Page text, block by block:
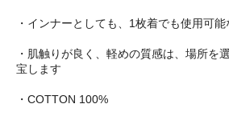
・インナーとしても、1枚着でも使用可能
・肌触りが良く、軽めの質感は、場所を
宝します
・COTTON 100%